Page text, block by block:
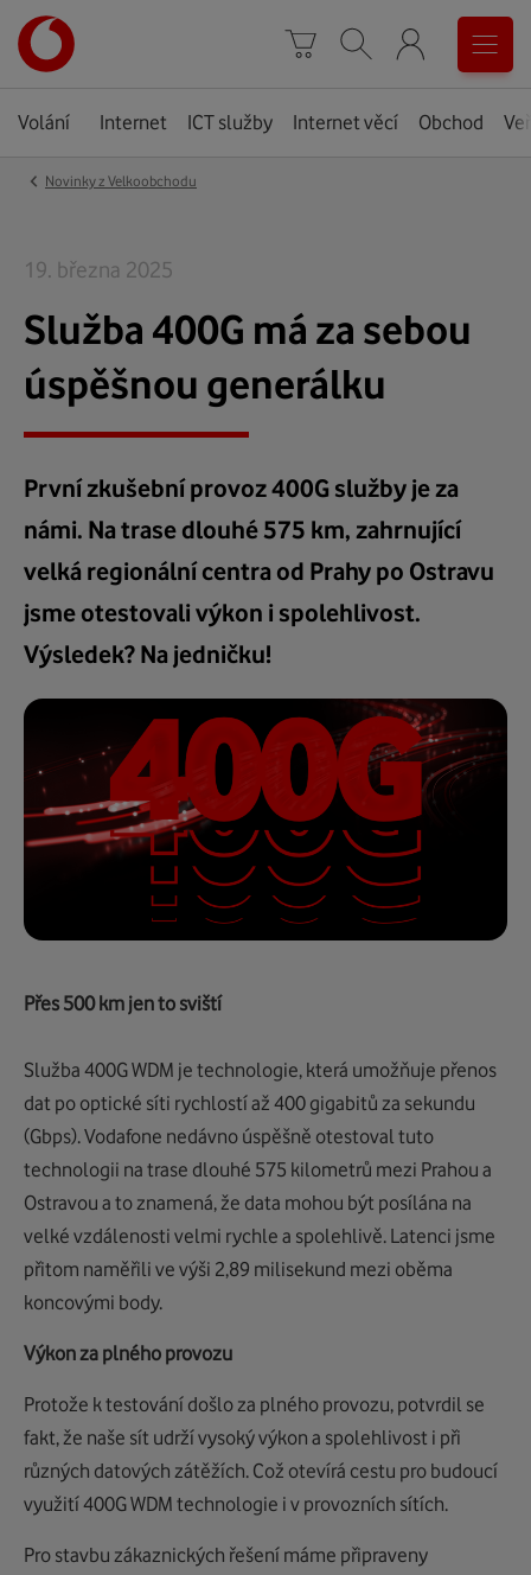
stránka
Košík Vyhledávání Menu
Volání Internet ICT služby Internet věcí Obchod
‹ Novinky z Velkoobchodu
19. března 2025
Služba 400G má za sebou
úspěšnou generálku
První zkušební provoz 400G služby je za
námi. Na trase dlouhé 575 km, zahrnující
velká regionální centra od Prahy po Ostravu
jsme otestovali výkon i spolehlivost.
Výsledek? Na jedničku!
Přes 500 km jen to sviští
Služba 400G WDM je technologie, která umožňuje přenos
dat po optické síti rychlostí až 400 gigabitů za sekundu
(Gbps). Vodafone nedávno úspěšně otestoval tuto
technologii na trase dlouhé 575 kilometrů mezi Prahou a
Ostravou a to znamená, že data mohou být posílána na
velké vzdálenosti velmi rychle a spolehlivě. Latenci jsme
přitom naměřili ve výši 2,89 milisekund mezi oběma
koncovými body.
Výkon za plného provozu
Protože k testování došlo za plného provozu, potvrdil se
fakt, že naše sít udrží vysoký výkon a spolehlivost i při
různých datových zátěžích. Což otevírá cestu pro budoucí
využití 400G WDM technologie i v provozních sítích.
Pro stavbu zákaznických řešení máme připraveny